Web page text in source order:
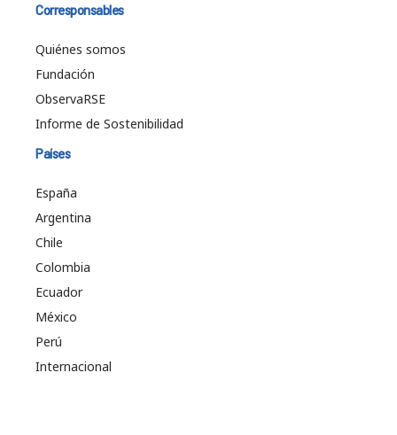
Corresponsables
Quiénes somos
Fundación
ObservaRSE
Informe de Sostenibilidad
Países
España
Argentina
Chile
Colombia
Ecuador
México
Perú
Internacional